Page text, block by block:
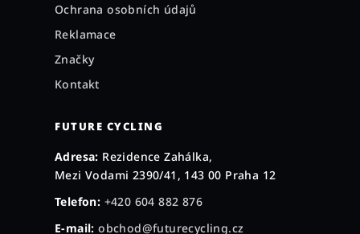
Ochrana osobních údajů
Reklamace
Značky
Kontakt
FUTURE CYCLING
Adresa: Rezidence Zahálka,
Mezi Vodami 2390/41, 143 00 Praha 12
Telefon: +420 604 882 876
E-mail: obchod@futurecycling.cz